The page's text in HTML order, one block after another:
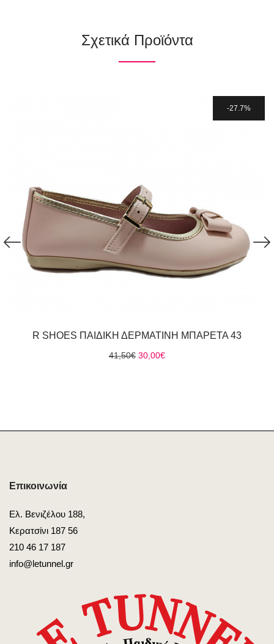
Σχετικά Προϊόντα
27.7%
R SHOES ΠΑΙΔΙΚΗ ΔΕΡΜΑΤΙΝΗ ΜΠΑΡΕΤΑ 43
41,50€ Original
30,00€Η
Επικοινωνία
Ελ. Βενιζέλου 188,
Κερατσίνι 187 56
210 46 17 187
info@letunnel.gr